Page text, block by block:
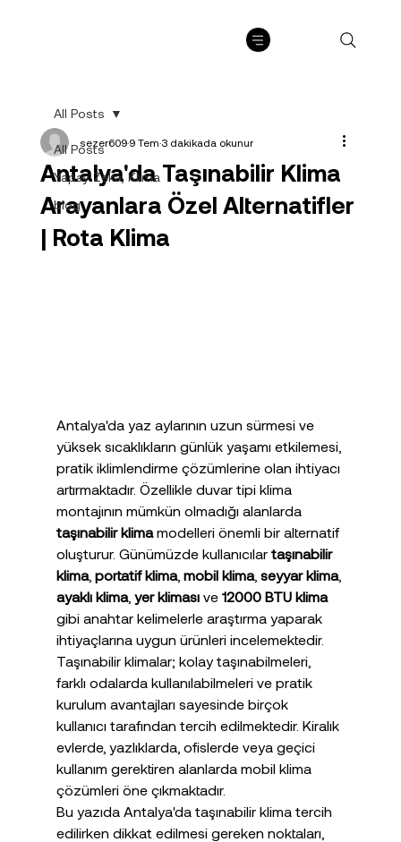
All Posts
Yapay Zeka, Klima
blog
All Posts
Antalya'da Taşınabilir Klima
Arayanlara Özel Alternatifler
| Rota Klima
sezer6099 Tem3 dakikada okunur
Antalya'da yaz aylarının uzun sürmesi ve
yüksek sıcaklıkların günlük yaşamı etkilemesi,
pratik iklimlendirme çözümlerine olan ihtiyacı
artırmaktadır. Özellikle duvar tipi klima
montajının mümkün olmadığı alanlarda
taşınabilir klima modelleri önemli bir alternatif
oluşturur. Günümüzde kullanıcılar taşınabilir
klima, portatif klima, mobil klima, seyyar klima,
ayaklı klima, yer kliması ve 12000 BTU klima
gibi anahtar kelimelerle araştırma yaparak
ihtiyaçlarına uygun ürünleri incelemektedir.
Taşınabilir klimalar; kolay taşınabilmeleri,
farklı odalarda kullanılabilmeleri ve pratik
kurulum avantajları sayesinde birçok
kullanıcı tarafından tercih edilmektedir. Kiralık
evlerde, yazlıklarda, ofislerde veya geçici
kullanım gerektiren alanlarda mobil klima
çözümleri öne çıkmaktadır.
Bu yazıda Antalya'da taşınabilir klima tercih
edilirken dikkat edilmesi gereken noktaları,